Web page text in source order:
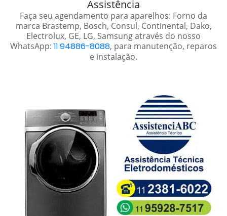
Assistência
Faça seu agendamento para aparelhos: Forno da
marca Brastemp, Bosch, Consul, Continental, Dako,
Electrolux, GE, LG, Samsung através do nosso
WhatsApp: 11 94886-8088, para manutenção, reparos
e instalação.